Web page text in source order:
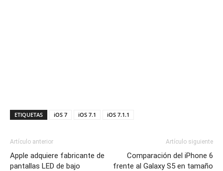
ETIQUETAS iOS 7 iOS 7.1 iOS 7.1.1
Artículo anterior
Apple adquiere fabricante de
pantallas LED de bajo
Artículo siguiente
Comparación del iPhone 6
frente al Galaxy S5 en tamaño